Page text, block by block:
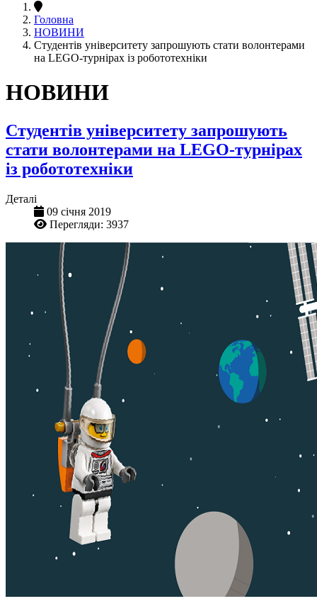
Головна
НОВИНИ
Студентів університету запрошують стати волонтерами
на LEGO-турнірах із робототехніки
НОВИНИ
Студентів університету запрошують
стати волонтерами на LEGO-турнірах
із робототехніки
Деталі
09 січня 2019
Перегляди: 3937